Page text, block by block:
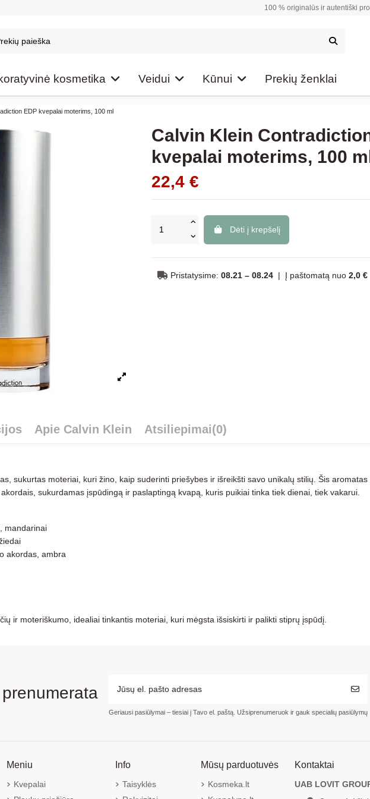
100 % originalūs ir autentiški
kosmetika Veidui Kūnui Prekių ženklai
EDP kvepalai moterims, 100 ml
Calvin Klein
kvepalai moterims, 100
22,4 €
Dėti į krepšelį
Pristatysime: 08.21 – 08.24 | Į paštomatą nuo 2,0 €
Apie Calvin Klein Atsiliepimai(0)
sukurtas moteriai, kuri žino, kaip suderinti priešybes ir išreikšti savo unikalų stilių. Šis
sukurdamas įspūdingą ir paslaptingą kvapą, kuris puikiai tinka tiek dienai, tiek vakarui.
mandarinai
akordas, ambra
ir moteriškumo, idealiai tinkantis moteriai, kuri mėgsta išsiskirti ir palikti stiprų įspūdį.
Geriausi pasiūlymai – tiesiai į Tavo el. paštą. Užsiprenumeruok ir gauk specialių pasiūlymų
Meniu
Kvepalai
Info
Taisyklės
Mūsų parduotuvės
Kosmeka.lt
Kontaktai
UAB LOVIT